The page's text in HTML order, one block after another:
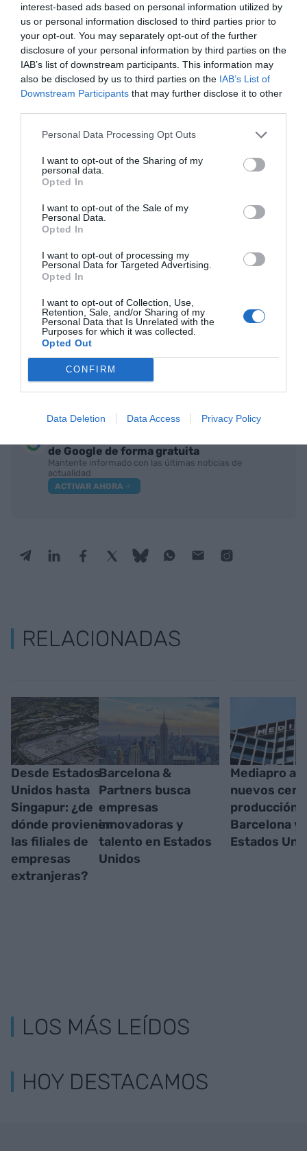
interest-based ads based on personal information utilized by
us or personal information disclosed to third parties prior to
your opt-out. You may separately opt-out of the further
disclosure of your personal information by third parties on the
IAB’s list of downstream participants. This information may
also be disclosed by us to third parties on the IAB’s List of
Downstream Participants that may further disclose it to other
Personal Data Processing Opt Outs
I want to opt-out of the Sharing of my
personal data.
Opted In
I want to opt-out of the Sale of my
Personal Data.
Opted In
I want to opt-out of processing my
Personal Data for Targeted Advertising.
Opted In
I want to opt-out of Collection, Use,
Retention, Sale, and/or Sharing of my
Personal Data that Is Unrelated with the
Purposes for which it was collected.
Opted Out
CONFIRM
Data Deletion Data Access Privacy Policy
en sintonía con el modelo turístico definido en el
Compromiso nacional por un turismo
responsable. Bajo el lemaFeel the Colors, la
campaña pivota alrededor de los valores, la
identidad y la inspiración del FC Barcelona y de
empresas y de proyectos de negocio.
En 2023, Estados Unidos se ha situado como el
principal país inversor en Catalunya en número de
proyectos empresariales y de creación de nuevos
norteamericanas invirtieron alrededor de 937
millones de euros en Catalunya, según datos de
Acció a partir del
fDi Markets del
Desde 2021, se han registrado 3.564 millones de
euros en inversiones de compañías
multinacionales de Estados Unidos en Catalunya,
que han facilitado la creación de 11.300 puestos
de trabajo.
de Google de forma gratuita
Mantente informado con las últimas noticias de
actualidad
ACTIVAR AHORA
RELACIONADAS
Desde Estados
Unidos hasta
Singapur: ¿de
dónde provienen
las filiales de
empresas
extranjeras?
Barcelona &
Partners busca
empresas
innovadoras y
talento en Estados
Unidos
Mediapro
nuevos
producción
Barcelona y
Estados
LOS MÁS LEÍDOS
HOY DESTACAMOS